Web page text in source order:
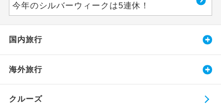
今年のシルバーウィークは5連休！
国内旅行
海外旅行
クルーズ